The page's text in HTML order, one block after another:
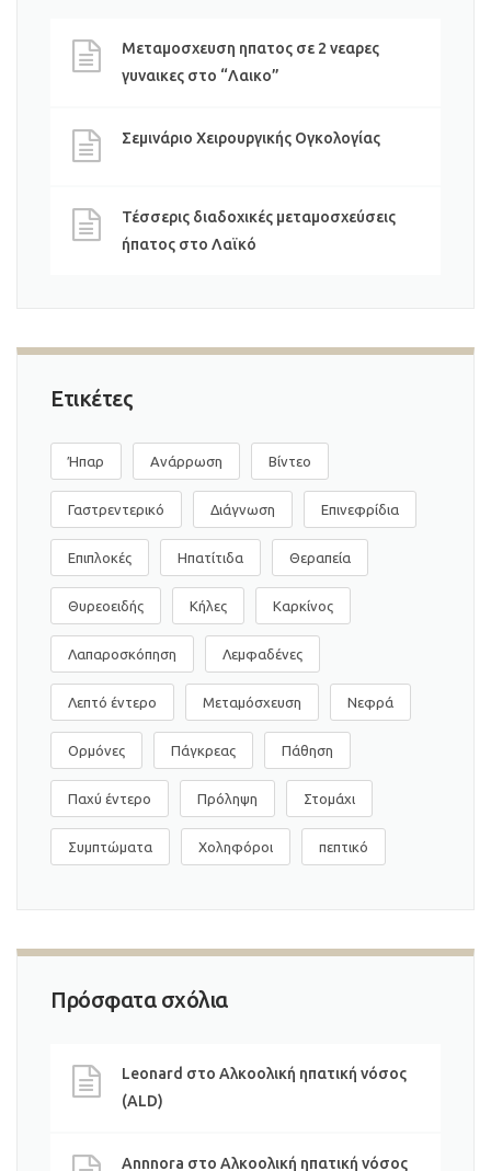
Μεταμοσχευση ηπατος σε 2 νεαρες
γυναικες στο “Λαικο”
Σεμινάριο Χειρουργικής Ογκολογίας
Τέσσερις διαδοχικές μεταμοσχεύσεις
ήπατος στο Λαϊκό
Ετικέτες
Ήπαρ Ανάρρωση Βίντεο
Γαστρεντερικό Διάγνωση Επινεφρίδια
Επιπλοκές Ηπατίτιδα Θεραπεία
Θυρεοειδής Κήλες Καρκίνος
Λαπαροσκόπηση Λεμφαδένες
Λεπτό έντερο Μεταμόσχευση Νεφρά
Ορμόνες Πάγκρεας Πάθηση
Παχύ έντερο Πρόληψη Στομάχι
Συμπτώματα Χοληφόροι πεπτικό
Πρόσφατα σχόλια
Leonard στο Αλκοολική ηπατική νόσος
(ALD)
Annnora στο Αλκοολική ηπατική νόσος